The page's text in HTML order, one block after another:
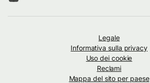
Legale
Informativa sulla privacy
Uso dei cookie
Reclami
Mappa del sito per paese